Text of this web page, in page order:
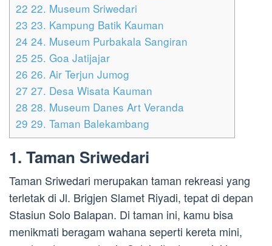
22 22. Museum Sriwedari
23 23. Kampung Batik Kauman
24 24. Museum Purbakala Sangiran
25 25. Goa Jatijajar
26 26. Air Terjun Jumog
27 27. Desa Wisata Kauman
28 28. Museum Danes Art Veranda
29 29. Taman Balekambang
1. Taman Sriwedari
Taman Sriwedari merupakan taman rekreasi yang
terletak di Jl. Brigjen Slamet Riyadi, tepat di depan
Stasiun Solo Balapan. Di taman ini, kamu bisa
menikmati beragam wahana seperti kereta mini,